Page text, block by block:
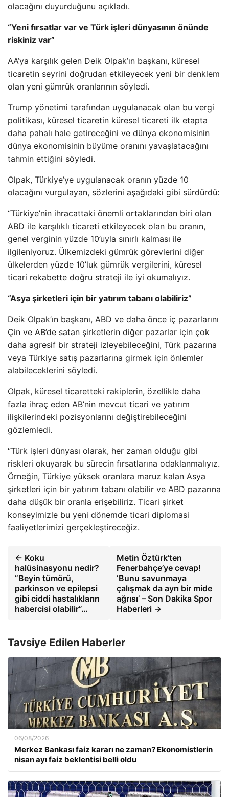
olacağını duyurduğunu açıkladı.
“Yeni fırsatlar var ve Türk işleri dünyasının önünde
riskiniz var”
AA’ya karşılık gelen Deik Olpak’ın başkanı, küresel
ticaretin seyrini doğrudan etkileyecek yeni bir denklem
olan yeni gümrük oranlarının söyledi.
Trump yönetimi tarafından uygulanacak olan bu vergi
politikası, küresel ticaretin küresel ticareti ilk etapta
daha pahalı hale getireceğini ve dünya ekonomisinin
dünya ekonomisinin büyüme oranını yavaşlatacağını
tahmin ettiğini söyledi.
Olpak, Türkiye’ye uygulanacak oranın yüzde 10
olacağını vurgulayan, sözlerini aşağıdaki gibi sürdürdü:
“Türkiye’nin ihracattaki önemli ortaklarından biri olan
ABD ile karşılıklı ticareti etkileyecek olan bu oranın,
genel verginin yüzde 10’uyla sınırlı kalması ile
ilgileniyoruz. Ülkemizdeki gümrük görevlerini diğer
ülkelerden yüzde 10’luk gümrük vergilerini, küresel
ticari rekabette doğru strateji ile iyi okumalıyız.
“Asya şirketleri için bir yatırım tabanı olabiliriz”
Deik Olpak’ın başkanı, ABD ve daha önce iç pazarlarını
Çin ve AB’de satan şirketlerin diğer pazarlar için çok
daha agresif bir strateji izleyebileceğini, Türk pazarına
veya Türkiye satış pazarlarına girmek için önlemler
alabileceklerini söyledi.
Olpak, küresel ticaretteki rakiplerin, özellikle daha
fazla ihraç eden AB’nin mevcut ticari ve yatırım
ilişkilerindeki pozisyonlarını değiştirebileceğini
gözlemledi.
“Türk işleri dünyası olarak, her zaman olduğu gibi
riskleri okuyarak bu sürecin fırsatlarına odaklanmalıyız.
Örneğin, Türkiye yüksek oranlara maruz kalan Asya
şirketleri için bir yatırım tabanı olabilir ve ABD pazarına
daha düşük bir oranla erişebiliriz. Ticari şirket
konseyimizle bu yeni dönemde ticari diplomasi
faaliyetlerimizi gerçekleştireceğiz.
← Koku
halüsinasyonu nedir?
“Beyin tümörü,
parkinson ve epilepsi
gibi ciddi hastalıkların
habercisi olabilir”…
Metin Öztürk’ten
Fenerbahçe’ye cevap!
‘Bunu savunmaya
çalışmak da ayrı bir mide
ağrısı’ – Son Dakika Spor
Haberleri →
Tavsiye Edilen Haberler
06/08/2026
Merkez Bankası faiz kararı ne zaman? Ekonomistlerin
nisan ayı faiz beklentisi belli oldu